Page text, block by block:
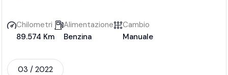
Chilometri
89.574 Km
Alimentazione
Benzina
Cambio
Manuale
03 / 2022